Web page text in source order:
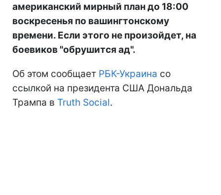
американский мирный план до 18:00
воскресенья по вашингтонскому
времени. Если этого не произойдет, на
боевиков "обрушится ад".
Об этом сообщает РБК-Украина со
ссылкой на президента США Дональда
Трампа в Truth Social.